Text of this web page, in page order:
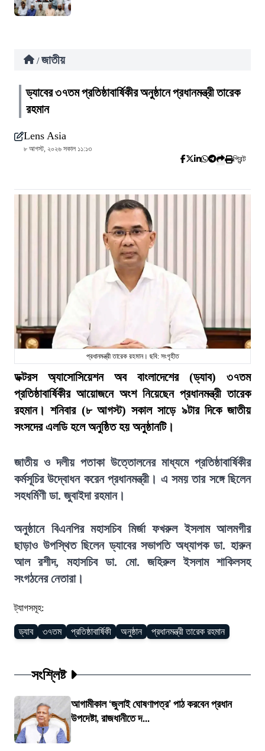
/ জাতীয়
ড্যাবের ৩৭তম প্রতিষ্ঠাবার্ষিকীর অনুষ্ঠানে প্রধানমন্ত্রী তারেক
রহমান
Lens Asia
৮ আগস্ট, ২০২৬ সকাল ১১:১৩
প্রিন্ট
প্রধানমন্ত্রী তারেক রহমান। ছবি: সংগৃহীত
ডক্টরস অ্যাসোসিয়েশন অব বাংলাদেশের (ড্যাব) ৩৭তম
প্রতিষ্ঠাবার্ষিকীর আয়োজনে অংশ নিয়েছেন প্রধানমন্ত্রী তারেক
রহমান। শনিবার (৮ আগস্ট) সকাল সাড়ে ৯টার দিকে জাতীয়
সংসদের এলডি হলে অনুষ্ঠিত হয় অনুষ্ঠানটি।
জাতীয় ও দলীয় পতাকা উত্তোলনের মাধ্যমে প্রতিষ্ঠাবার্ষিকীর
কর্মসূচির উদ্বোধন করেন প্রধানমন্ত্রী। এ সময় তার সঙ্গে ছিলেন
সহধর্মিণী ডা. জুবাইদা রহমান।
অনুষ্ঠানে বিএনপির মহাসচিব মির্জা ফখরুল ইসলাম আলমগীর
ছাড়াও উপস্থিত ছিলেন ড্যাবের সভাপতি অধ্যাপক ডা. হারুন
আল রশীদ, মহাসচিব ডা. মো. জহিরুল ইসলাম শাকিলসহ
সংগঠনের নেতারা।
ট্যাগসমূহ:
ড্যাব ৩৭তম প্রতিষ্ঠাবার্ষিকী অনুষ্ঠান প্রধানমন্ত্রী তারেক রহমান
সংশ্লিষ্ট
আগামীকাল ‘জুলাই ঘোষণাপত্র’ পাঠ করবেন প্রধান
উপদেষ্টা, রাজধানীতে দ...